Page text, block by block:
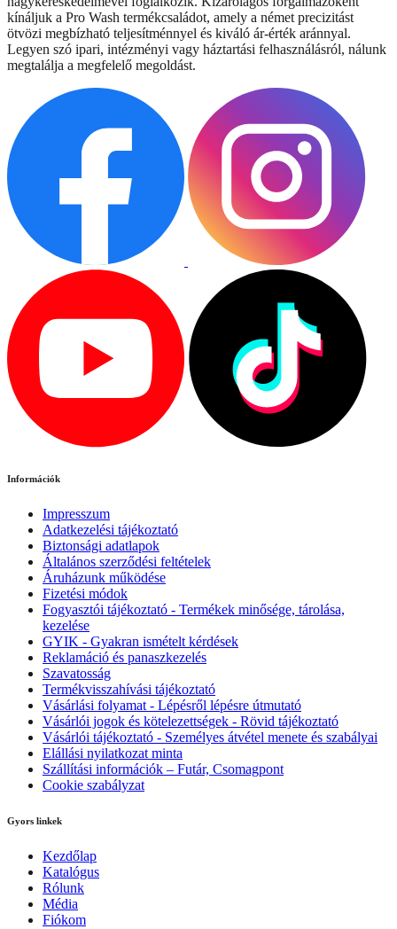
kínáljuk a Pro Wash termékcsaládot, amely a német precizitást
ötvözi megbízható teljesítménnyel és kiváló ár-érték aránnyal.
Legyen szó ipari, intézményi vagy háztartási felhasználásról, nálunk
megtalálja a megfelelő megoldást.
Információk
Impresszum
Adatkezelési tájékoztató
Biztonsági adatlapok
Általános szerződési feltételek
Áruházunk működése
Fizetési módok
Fogyasztói tájékoztató - Termékek minősége, tárolása,
kezelése
GYIK - Gyakran ismételt kérdések
Reklamáció és panaszkezelés
Szavatosság
Termékvisszahívási tájékoztató
Vásárlási folyamat - Lépésről lépésre útmutató
Vásárlói jogok és kötelezettségek - Rövid tájékoztató
Vásárlói tájékoztató - Személyes átvétel menete és szabályai
Elállási nyilatkozat minta
Szállítási információk – Futár, Csomagpont
Cookie szabályzat
Gyors linkek
Kezdőlap
Katalógus
Rólunk
Média
Fiókom